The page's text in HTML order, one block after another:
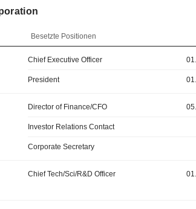
Besetzte Positionen
Chief Executive Officer
President
Director of Finance/CFO
Investor Relations Contact
Corporate Secretary
Chief Tech/Sci/R&D Officer